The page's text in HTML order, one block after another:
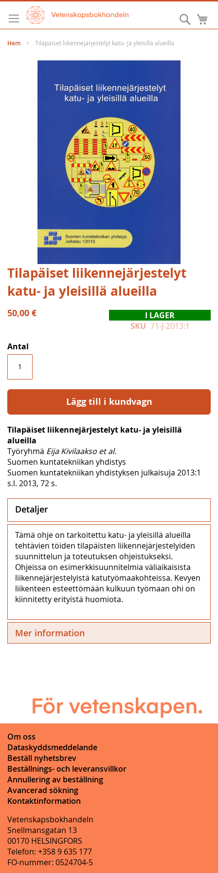
Hoppa
till
innehållet
Sök
Hem Tilapäiset liikennejärjestelyt katu- ja yleisillä alueilla
Hoppa
till
början
bildgalleriet
Tilapäiset liikennejärjestelyt
katu- ja yleisillä alueilla
50,00 €
I LAGER
SKU 71-J-2013:1
Antal
Lägg till i kundvagn
Tilapäiset liikennejärjestelyt katu- ja yleisillä
alueilla
Työryhmä Eija Kivilaakso et al.
Suomen kuntatekniikan yhdistys
Suomen kuntatekniikan yhdistyksen julkaisuja 2013:1
s.l. 2013, 72 s.
Detaljer
Tämä ohje on tarkoitettu katu- ja yleisillä alueilla
tehtävien töiden tilapäisten liikennejärjestelyiden
suunnittelun ja toteutuksen ohjeistukseksi.
Ohjeissa on esimerkkisuunnitelmia väliaikaisista
liikennejärjestelyistä katutyömaakohteissa. Kevyen
liikenteen esteettömään kulkuun työmaan ohi on
kiinnitetty erityistä huomiota.
Mer information
Om oss
Dataskyddsmeddelande
Beställ nyhetsbrev
Beställnings- och leveransvillkor
Annullering av beställning
Avancerad sökning
Kontaktinformation
Vetenskapsbokhandeln
Snellmansgatan 13
00170 HELSINGFORS
Telefon: +358 9 635 177
FO-nummer: 0524704-5